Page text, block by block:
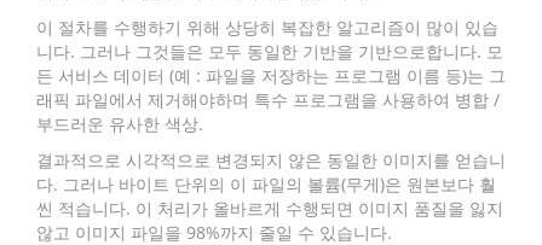
이 절차를 수행하기 위해 상당히 복잡한 알고리즘이 많이 있습
니다. 그러나 그것들은 모두 동일한 기반을 기반으로합니다. 모
든 서비스 데이터 (예 : 파일을 저장하는 프로그램 이름 등)는 그
래픽 파일에서 제거해야하며 특수 프로그램을 사용하여 병합 /
부드러운 유사한 색상.
결과적으로 시각적으로 변경되지 않은 동일한 이미지를 얻습니
다. 그러나 바이트 단위의 이 파일의 볼륨(무게)은 원본보다 훨
씬 적습니다. 이 처리가 올바르게 수행되면 이미지 품질을 잃지
않고 이미지 파일을 98%까지 줄일 수 있습니다.